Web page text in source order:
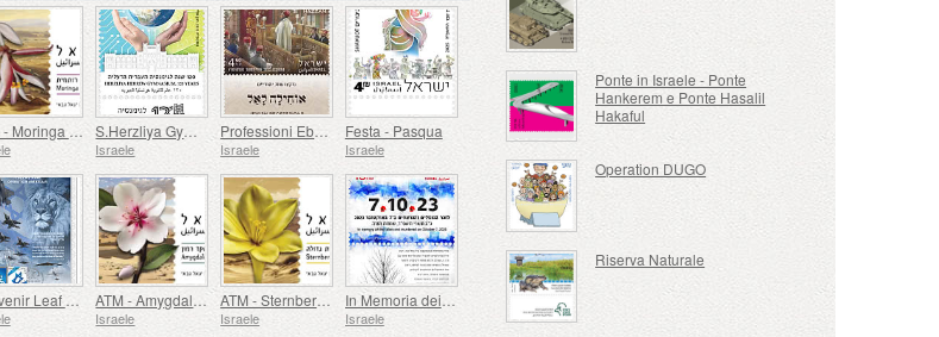
ATM - Moringa Peregrina S.Herzliya Gymnasium, 120 Anni
Israele
Professioni Ebraiche
Israele
Festa - Pasqua
Israele
Souvenir Leaf - Operation AM Kelavi ATM - Amygdalus Ramonesis
Israele
ATM - Sternbergia Clusiana
Israele
In Memoria dei Caduti e Assassinati il ​​7 ottobre 2023
Israele
Ponte in Israele - Ponte
Hankerem e Ponte Hasalil
Hakaful
Operation DUGO
Riserva Naturale